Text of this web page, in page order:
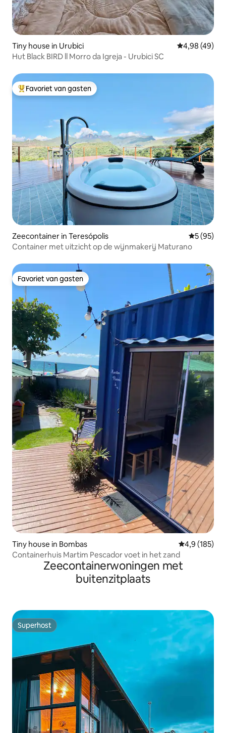
Tiny house in Urubici Gemiddelde
4,98 (49)
Hut Black BIRD ll Morro da Igreja - Urubici SC
Topfavoriet van gasten
Favoriet van gasten
Zeecontainer in Teresópolis
5 (95)
Container met uitzicht op de wijnmakerij Maturano
Favoriet van gasten
Favoriet van gasten
Tiny house in Bombas Gemiddelde
4,9 (185)
Containerhuis Martim Pescador voet in het zand
Zeecontainerwoningen met
buitenzitplaats
Superhost
Superhost